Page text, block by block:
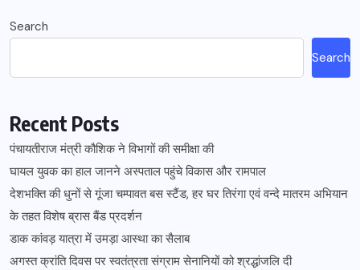
Search
Search
Recent Posts
पंचायतीराज मंत्री कौशिक ने विभागों की समीक्षा की
घायल युवक का हाल जानने अस्पताल पहुंचे विकास और रामपाल
देशभक्ति की धुनों से गूंजा चम्पावत बस स्टैंड, हर घर तिरंगा एवं वन्दे मातरम अभियान
के तहत विशेष ब्रास बैंड प्रदर्शन
डाक कांवड़ यात्रा में उमड़ा आस्था का सैलाब
अगस्त क्रांति दिवस पर स्वतंत्रता संग्राम सेनानियों को श्रद्धांजलि दी